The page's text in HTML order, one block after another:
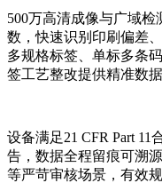
500万高清成像与广域
数，快速识别印刷偏差
多规格标签、单标多条
签工艺整改提供精准数据
设备满足21 CFR Part
告，数据全程留痕可溯
等严苛审核场景，有效